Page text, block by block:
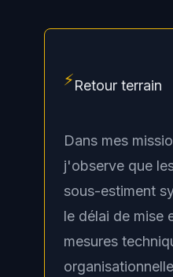
⚡Retour terrain
Dans mes
j'observe que
sous-estiment
le délai de mise
mesures